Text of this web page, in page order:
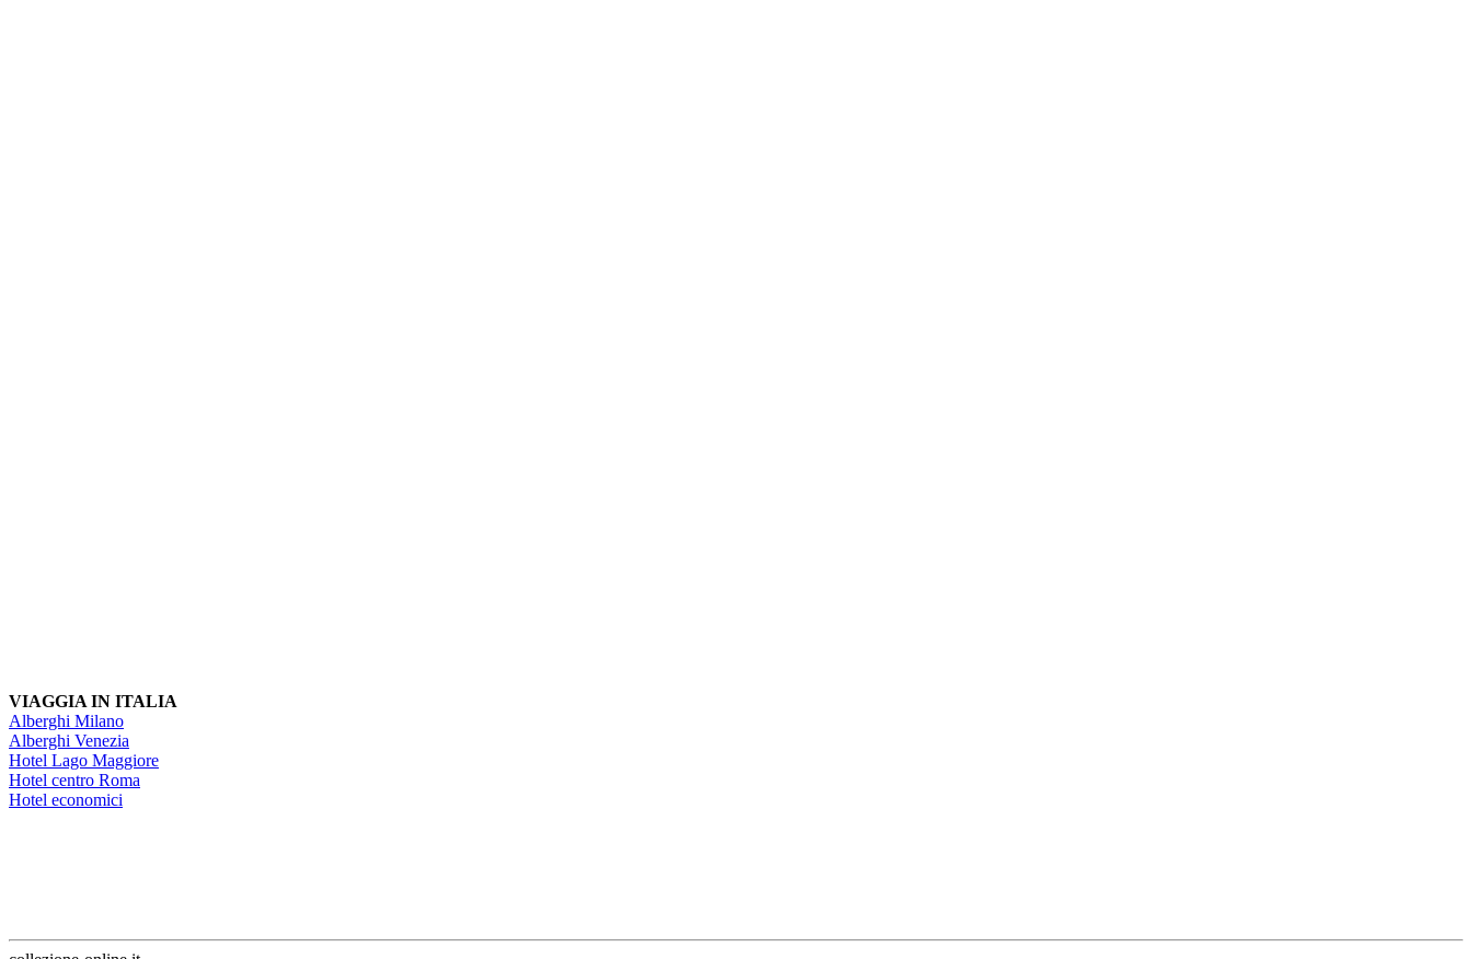
VIAGGIA IN ITALIA
Alberghi Milano
Alberghi Venezia
Hotel Lago Maggiore
Hotel centro Roma
Hotel economici